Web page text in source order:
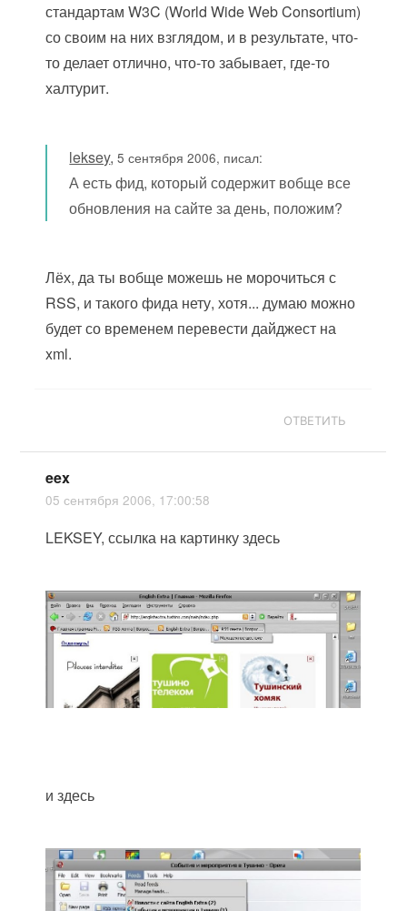
стандартам W3C (World Wide Web Consortium)
со своим на них взглядом, и в результате, что-
то делает отлично, что-то забывает, где-то
халтурит.
leksey,5 сентября 2006, писал:
А есть фид, который содержит вобще все
обновления на сайте за день, положим?
Лёх, да ты вобще можешь не морочиться с
RSS, и такого фида нету, хотя... думаю можно
будет со временем перевести дайджест на
xml.
ОТВЕТИТЬ
eex
05 сентября 2006, 17:00:58
LEKSEY, ссылка на картинку здесь
и здесь